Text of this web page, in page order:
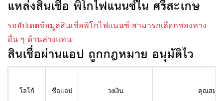
แหล่งสินเชื่อ พิโกไฟแนนซ์ใน ศรีสะเกษ
รออัปเดตข้อมูลสินเชื่อพิโกไฟแนนซ์ สามารถเลือกช่องทาง
อื่น ๆ ด้านล่างแทน
สินเชื่อผ่านแอป ถูกกฎหมาย อนุมัติไว
โลโก้ ชื่อแอป วงเงิน คุณสมบั